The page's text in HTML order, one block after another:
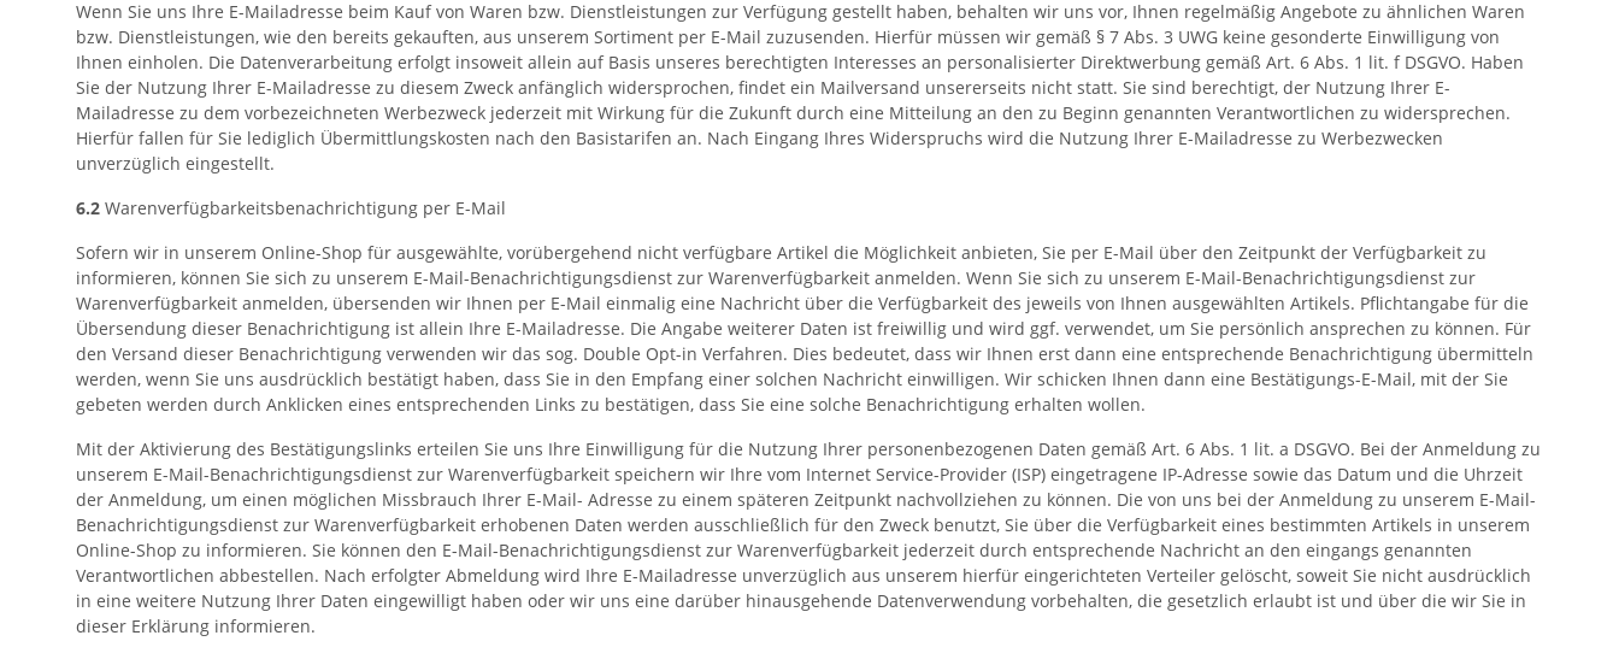
Wenn Sie uns Ihre E-Mailadresse beim Kauf von Waren bzw. Dienstleistungen zur Verfügung gestellt haben, behalten wir uns vor, Ihnen regelmäßig Angebote zu ähnlichen Waren
bzw. Dienstleistungen, wie den bereits gekauften, aus unserem Sortiment per E-Mail zuzusenden. Hierfür müssen wir gemäß § 7 Abs. 3 UWG keine gesonderte Einwilligung von
Ihnen einholen. Die Datenverarbeitung erfolgt insoweit allein auf Basis unseres berechtigten Interesses an personalisierter Direktwerbung gemäß Art. 6 Abs. 1 lit. f DSGVO. Haben
Sie der Nutzung Ihrer E-Mailadresse zu diesem Zweck anfänglich widersprochen, findet ein Mailversand unsererseits nicht statt. Sie sind berechtigt, der Nutzung Ihrer E-
Mailadresse zu dem vorbezeichneten Werbezweck jederzeit mit Wirkung für die Zukunft durch eine Mitteilung an den zu Beginn genannten Verantwortlichen zu widersprechen.
Hierfür fallen für Sie lediglich Übermittlungskosten nach den Basistarifen an. Nach Eingang Ihres Widerspruchs wird die Nutzung Ihrer E-Mailadresse zu Werbezwecken
unverzüglich eingestellt.
6.2 Warenverfügbarkeitsbenachrichtigung per E-Mail
Sofern wir in unserem Online-Shop für ausgewählte, vorübergehend nicht verfügbare Artikel die Möglichkeit anbieten, Sie per E-Mail über den Zeitpunkt der Verfügbarkeit zu
informieren, können Sie sich zu unserem E-Mail-Benachrichtigungsdienst zur Warenverfügbarkeit anmelden. Wenn Sie sich zu unserem E-Mail-Benachrichtigungsdienst zur
Warenverfügbarkeit anmelden, übersenden wir Ihnen per E-Mail einmalig eine Nachricht über die Verfügbarkeit des jeweils von Ihnen ausgewählten Artikels. Pflichtangabe für die
Übersendung dieser Benachrichtigung ist allein Ihre E-Mailadresse. Die Angabe weiterer Daten ist freiwillig und wird ggf. verwendet, um Sie persönlich ansprechen zu können. Für
den Versand dieser Benachrichtigung verwenden wir das sog. Double Opt-in Verfahren. Dies bedeutet, dass wir Ihnen erst dann eine entsprechende Benachrichtigung übermitteln
werden, wenn Sie uns ausdrücklich bestätigt haben, dass Sie in den Empfang einer solchen Nachricht einwilligen. Wir schicken Ihnen dann eine Bestätigungs-E-Mail, mit der Sie
gebeten werden durch Anklicken eines entsprechenden Links zu bestätigen, dass Sie eine solche Benachrichtigung erhalten wollen.
Mit der Aktivierung des Bestätigungslinks erteilen Sie uns Ihre Einwilligung für die Nutzung Ihrer personenbezogenen Daten gemäß Art. 6 Abs. 1 lit. a DSGVO. Bei der Anmeldung zu
unserem E-Mail-Benachrichtigungsdienst zur Warenverfügbarkeit speichern wir Ihre vom Internet Service-Provider (ISP) eingetragene IP-Adresse sowie das Datum und die Uhrzeit
der Anmeldung, um einen möglichen Missbrauch Ihrer E-Mail- Adresse zu einem späteren Zeitpunkt nachvollziehen zu können. Die von uns bei der Anmeldung zu unserem E-Mail-
Benachrichtigungsdienst zur Warenverfügbarkeit erhobenen Daten werden ausschließlich für den Zweck benutzt, Sie über die Verfügbarkeit eines bestimmten Artikels in unserem
Online-Shop zu informieren. Sie können den E-Mail-Benachrichtigungsdienst zur Warenverfügbarkeit jederzeit durch entsprechende Nachricht an den eingangs genannten
Verantwortlichen abbestellen. Nach erfolgter Abmeldung wird Ihre E-Mailadresse unverzüglich aus unserem hierfür eingerichteten Verteiler gelöscht, soweit Sie nicht ausdrücklich
in eine weitere Nutzung Ihrer Daten eingewilligt haben oder wir uns eine darüber hinausgehende Datenverwendung vorbehalten, die gesetzlich erlaubt ist und über die wir Sie in
dieser Erklärung informieren.